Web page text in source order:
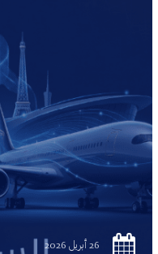
26 أبريل 2026